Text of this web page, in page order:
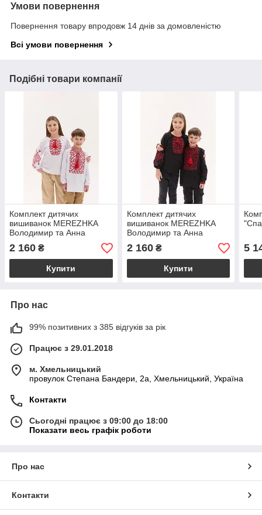
Умови повернення
Повернення товару впродовж 14 днів за домовленістю
Всі умови повернення
Подібні товари компанії
Комплект дитячих
вишиванок MEREZHKA
Володимир та Анна
2 160 ₴
Купити
Комплект дитячих
вишиванок MEREZHKA
Володимир та Анна
2 160₴
Купити
5
Про нас
99% позитивних з 385 відгуків за рік
Працює з 29.01.2018
м. Хмельницький
провулок Степана Бандери, 2a, Хмельницький, Україна
Контакти
Сьогодні працює з 09:00 до 18:00
Показати весь графік роботи
Про нас
Контакти